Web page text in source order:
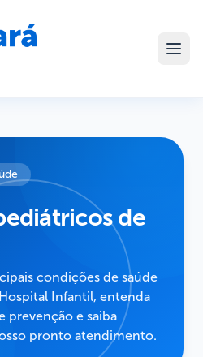
de
condições de saúde
Infantil, entenda
prevenção e saiba
pronto atendimento.